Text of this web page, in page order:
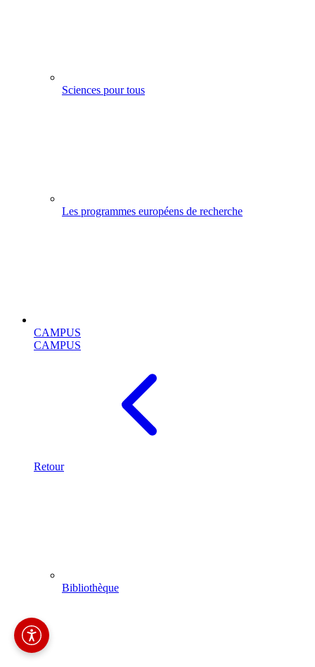
Sciences pour tous
Les programmes européens de recherche
CAMPUS
CAMPUS
Retour
Bibliothèque